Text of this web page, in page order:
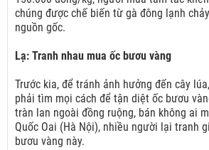
chúng được chế biến từ gà đông lạnh
nguồn gốc.
Lạ: Tranh nhau mua ốc bươu vàng
Trước kia, để tránh ảnh hưởng đến cây
phải tìm mọi cách để tận diệt ốc bươu
tràn lan ngoài đồng ruộng, bán không ai
Quốc Oai (Hà Nội), nhiều người lại tranh
bươu vàng này.